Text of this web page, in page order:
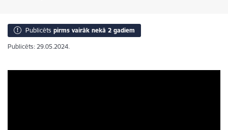
Publicēts pirms vairāk nekā 2 gadiem
Publicēts: 29.05.2024.